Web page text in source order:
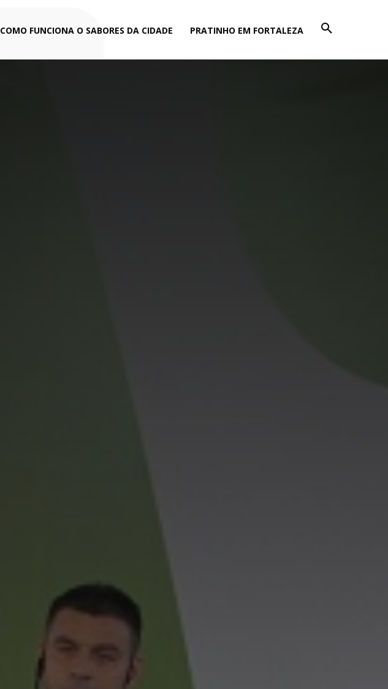
COMO FUNCIONA O SABORES DA CIDADE PRATINHO EM FORTALEZA